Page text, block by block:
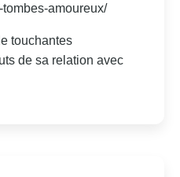
amoureux/
touchantes
de sa relation avec